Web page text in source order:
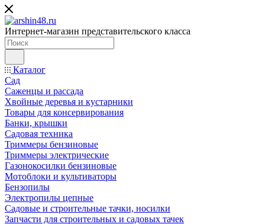
Интернет-магазин представительского класса
Каталог
Сад
Саженцы и рассада
Хвойные деревья и кустарники
Товары для консервирования
Банки, крышки
Садовая техника
Триммеры бензиновые
Триммеры электрические
Газонокосилки бензиновые
Мотоблоки и культиваторы
Бензопилы
Электропилы цепные
Садовые и строительные тачки, носилки
Запчасти для строительных и садовых тачек